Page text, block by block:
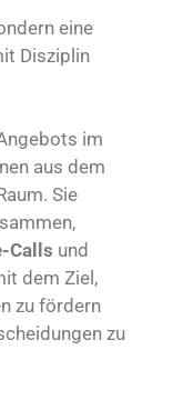
eine
Disziplin
im
aus dem
Sie
Calls und
dem Ziel,
zu fördern
zu